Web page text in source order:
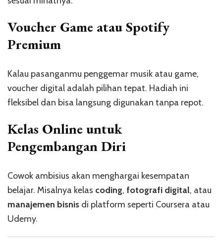
Voucher Game atau Spotify
Premium
Kalau pasanganmu penggemar musik atau game,
voucher digital adalah pilihan tepat. Hadiah ini
fleksibel dan bisa langsung digunakan tanpa repot.
Kelas Online untuk
Pengembangan Diri
Cowok ambisius akan menghargai kesempatan
belajar. Misalnya kelas coding, fotografi digital, atau
manajemen bisnis di platform seperti Coursera atau
Udemy.